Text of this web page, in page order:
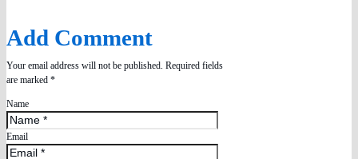
Add Comment
Your email address will not be published. Required fields
are marked *
Name
Email